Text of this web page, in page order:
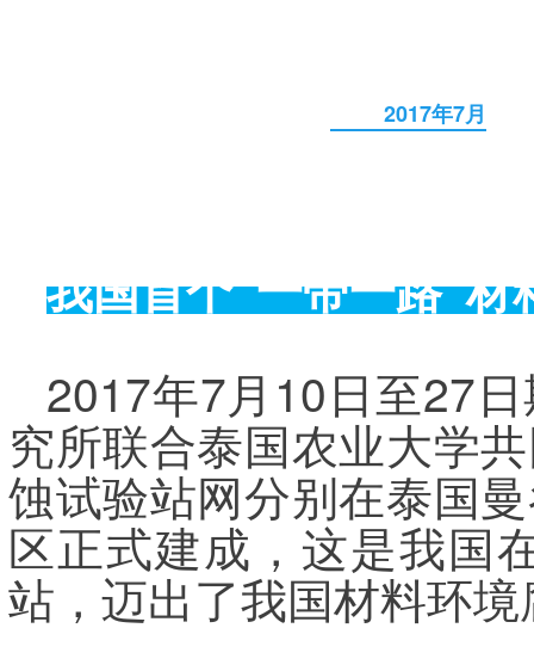
2017年7月
我国首个“一带一路”材
2017年7月10日至27
究所联合泰国农业大学
蚀试验站网分别在泰国
区正式建成，这是我国
站，迈出了我国材料环